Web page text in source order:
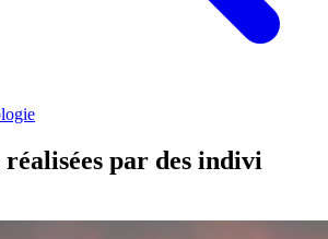
réalisées par des indivi